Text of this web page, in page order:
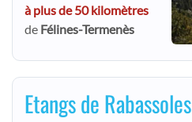
à plus de 50 kilomètres
de Félines-Termenès
Etangs de Rabassoles